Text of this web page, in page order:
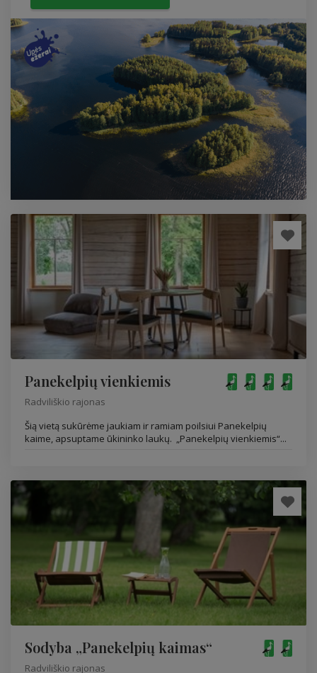
Panekelpių vienkiemis
Radviliškio rajonas
Šią vietą sukūrėme jaukiam ir ramiam poilsiui Panekelpių
kaime, apsuptame ūkininko laukų. „Panekelpių vienkiemis“...
Sodyba „Panekelpių kaimas“
Radviliškio rajonas